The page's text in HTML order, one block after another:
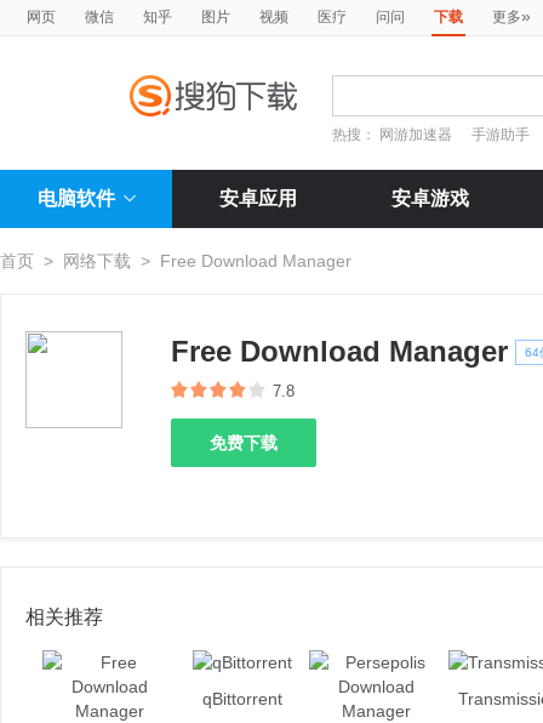
网页 微信 知乎 图片 视频 医疗 问问 下载 更多»
热搜： 网游加速器 手游助手
电脑软件 安卓应用 安卓游戏
首页 > 网络下载 > Free Download Manager
Free Download Manager 64
7.8
免费下载
相关推荐
qBittorrent